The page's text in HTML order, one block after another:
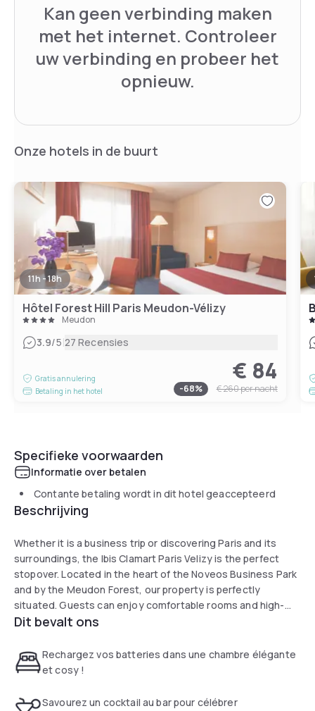
Kan geen verbinding maken
met het internet. Controleer
uw verbinding en probeer het
opnieuw.
Onze hotels in de buurt
11h - 18h
Hôtel Forest Hill Paris Meudon-Vélizy
Meudon
3.9/5|27 Recensies
Gratis annulering
Betaling in het hotel
€ 84
-68% € 260per nacht
Specifieke voorwaarden
Informatie over betalen
Contante betaling wordt in dit hotel geaccepteerd
Beschrijving
Whether it is a business trip or discovering Paris and its
surroundings, the Ibis Clamart Paris Velizy is the perfect
stopover. Located in the heart of the Noveos Business Park
and by the Meudon Forest, our property is perfectly
situated. Guests can enjoy comfortable rooms and high-
end bedding. Our bar, Charlies Corner, has a wide selection
lively.
Dit bevalt ons
Rechargez vos batteries dans une chambre élégante
et cosy !
Savourez un cocktail au bar pour célébrer